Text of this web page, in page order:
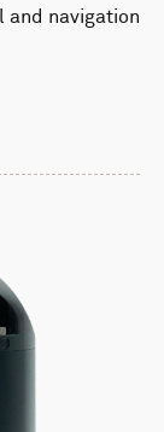
and navigation